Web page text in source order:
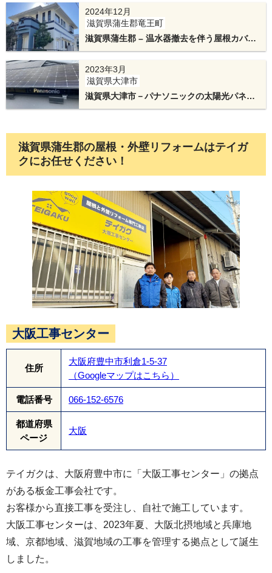
地「エスヌキ」を使用し、しっかり固定します。
複合屋根のため、複雑な屋根面でしたが、板金で
続いて外壁塗装です。高圧洗浄で外壁の汚れを落
塗装は、下塗り・中塗り・上塗りの３回おこない
ます。
ー工法
2024年12月
滋賀県蒲生郡竜王町
滋賀県蒲生郡 – 温水器撤去を伴う屋根カバー
工法と外壁塗装
2023年3月
滋賀県大津市
滋賀県大津市－パナソニックの太陽光パネル
脱着と屋根カバー工法工事
滋賀県蒲生郡の屋根・外壁リフォームはテイガ
クにお任せください！
大阪工事センター
住所
大阪府豊中市利倉1-5-37
（Googleマップはこちら）
電話番号 066-152-6576
都道府県
ページ
大阪
テイガクは、大阪府豊中市に「大阪工事センター」の拠点
がある板金工事会社です。
お客様から直接工事を受注し、自社で施工しています。
大阪工事センターは、2023年夏、大阪北摂地域と兵庫地
域、京都地域、滋賀地域の工事を管理する拠点として誕生
しました。